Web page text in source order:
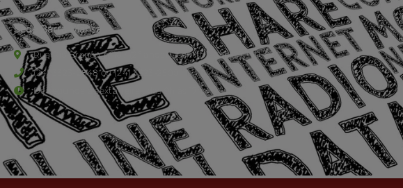
Sede Barra Mansa
Rua Rio Branco, nº107 (2º andar), Centro - Cep: 27.330-030
(24) 3323-2848 ou (24) 3323-2500
De segunda à sexta-feira , das 9h às 17h.